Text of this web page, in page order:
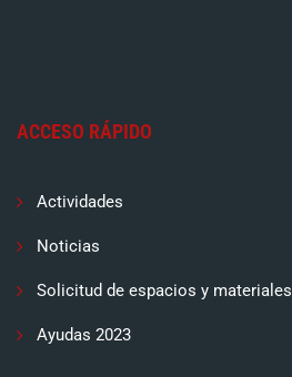
ACCESO RÁPIDO
Actividades
Noticias
Solicitud de espacios y materiales
Ayudas 2023